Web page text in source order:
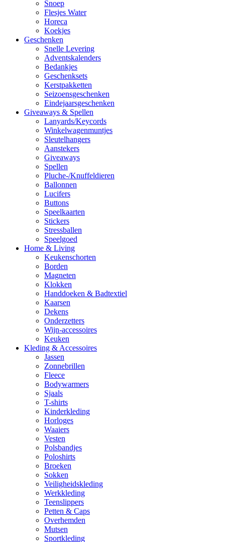
Snoep
Flesjes Water
Horeca
Koekjes
Geschenken
Snelle Levering
Adventskalenders
Bedankjes
Geschenksets
Kerstpakketten
Seizoensgeschenken
Eindejaarsgeschenken
Giveaways & Spellen
Lanyards/Keycords
Winkelwagenmuntjes
Sleutelhangers
Aanstekers
Giveaways
Spellen
Pluche-/Knuffeldieren
Ballonnen
Lucifers
Buttons
Speelkaarten
Stickers
Stressballen
Speelgoed
Home & Living
Keukenschorten
Borden
Magneten
Klokken
Handdoeken & Badtextiel
Kaarsen
Dekens
Onderzetters
Wijn-accessoires
Keuken
Kleding & Accessoires
Jassen
Zonnebrillen
Fleece
Bodywarmers
Sjaals
T-shirts
Kinderkleding
Horloges
Waaiers
Vesten
Polsbandjes
Poloshirts
Broeken
Sokken
Veiligheidskleding
Werkkleding
Teenslippers
Petten & Caps
Overhemden
Mutsen
Sportkleding